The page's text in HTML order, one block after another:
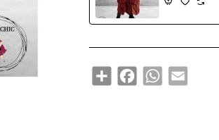
Share FacebookWhatsApp
Email